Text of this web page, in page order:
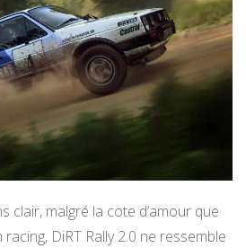
clair, malgré la cote d’amour que
racing, DiRT Rally 2.0 ne ressemble